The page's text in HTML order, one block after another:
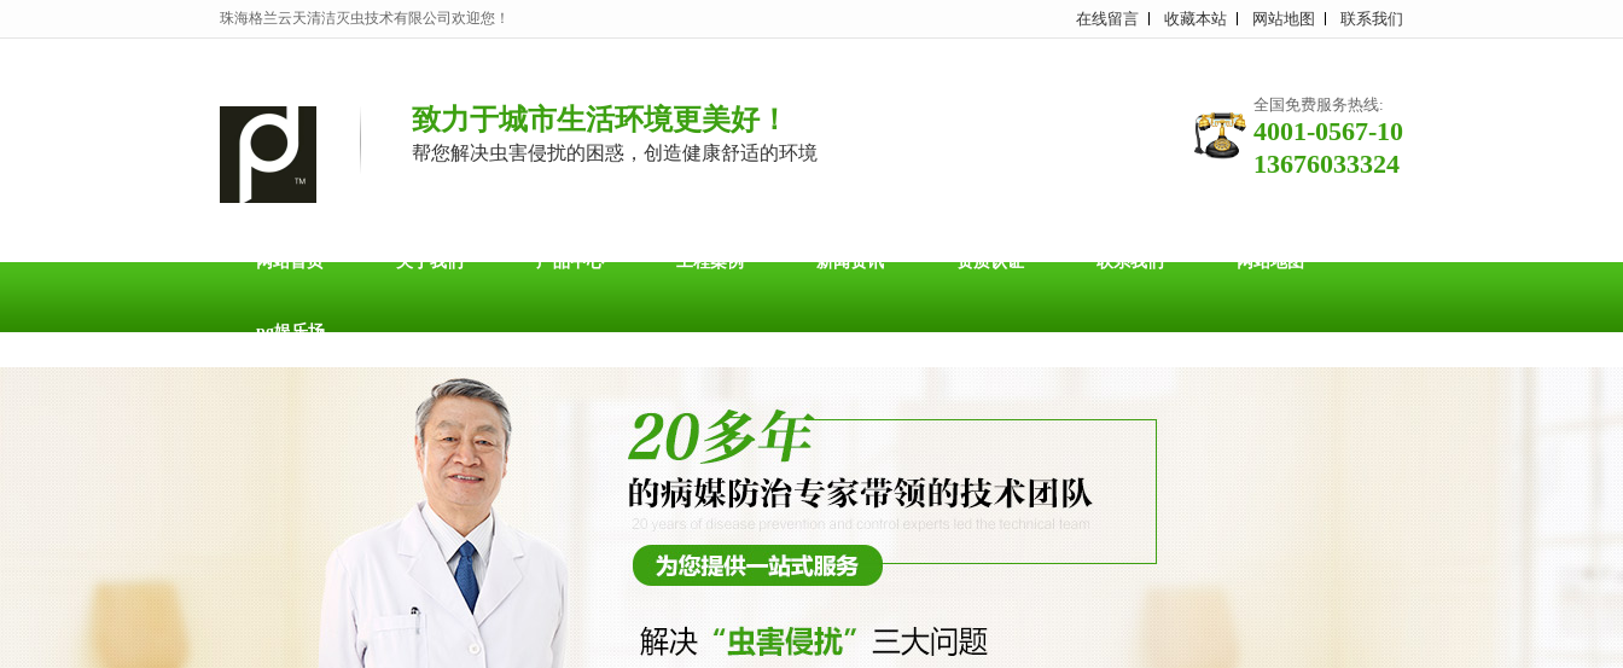
珠海格兰云天清洁灭虫技术有限公司欢迎您！ 在线留言 收藏本站 网站地图 联系我们
致力于城市生活环境更美好！
帮您解决虫害侵扰的困惑，创造健康舒适的环境
全国免费服务热线:
4001-0567-10
13676033324
网站首页 关于我们 产品中心 工程案例 新闻资讯 资质认证 联系我们 网站地图
pg娱乐场